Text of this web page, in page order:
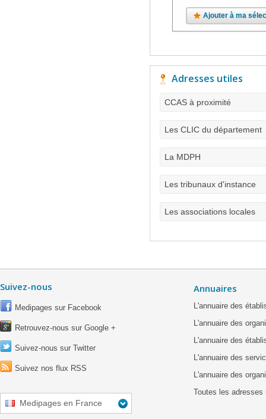
Ajouter à ma
Adresses utiles
CCAS à proximité
Les CLIC du département
La MDPH
Les tribunaux d'instance
Les associations locales
Suivez-nous
Medipages sur Facebook
Retrouvez-nous sur Google +
Suivez-nous sur Twitter
Suivez nos flux RSS
Medipages en France
Annuaires
L'annuaire des
L'annuaire des
L'annuaire des
L'annuaire des
L'annuaire des
Toutes les adresses